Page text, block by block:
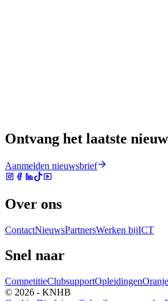
Ontvang het laatste
Aanmelden nieuwsbrief
Over ons
ContactNieuwsPartnersWerken bijICT
Snel naar
CompetitieClubsupportOpleidingenOranje
© 2026 - KNHB